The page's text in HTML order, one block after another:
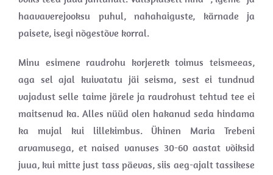
haavaverejooksu puhul, nahahaiguste, kärnade ja
paisete, isegi nõgestõve korral.
Minu esimene raudrohu korjeretk toimus teismeeas,
aga sel ajal kuivatatu jäi seisma, sest ei tundnud
vajadust selle taime järele ja raudrohust tehtud tee ei
maitsenud ka. Alles nüüd olen hakanud seda hindama
ka mujal kui lillekimbus. Ühinen Maria Trebeni
arvamusega, et naised vanuses 30-60 aastat võiksid
juua, kui mitte just tass päevas, siis aeg-ajalt tassikese